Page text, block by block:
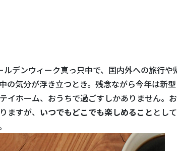
ルデンウィーク真っ只中で、国内外への旅行や
の気分が浮き立つとき。残念ながら今年は新
イホーム、おうちで過ごすしかありません。
ますが、 いつでもどこでも楽しめること とし